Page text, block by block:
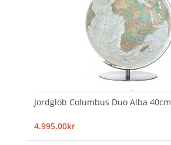
Jordglob Columbus Duo Alba 40cm
4.995,00kr